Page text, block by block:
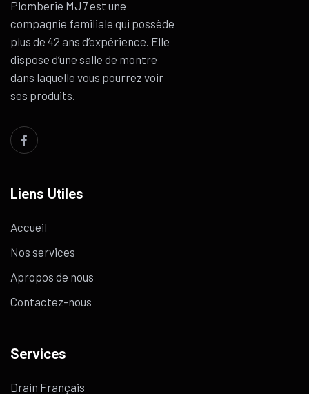
Plomberie MJ7 est une
compagnie familiale qui possède
plus de 42 ans d’expérience. Elle
dispose d’une salle de montre
dans laquelle vous pourrez voir
ses produits.
Liens Utiles
Accueil
Nos services
Apropos de nous
Contactez-nous
Services
Drain Français